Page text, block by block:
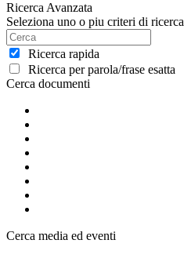
Ricerca Avanzata
Seleziona uno o piu criteri di ricerca
Ricerca rapida
Ricerca per parola/frase esatta
Cerca documenti
Cerca media ed eventi